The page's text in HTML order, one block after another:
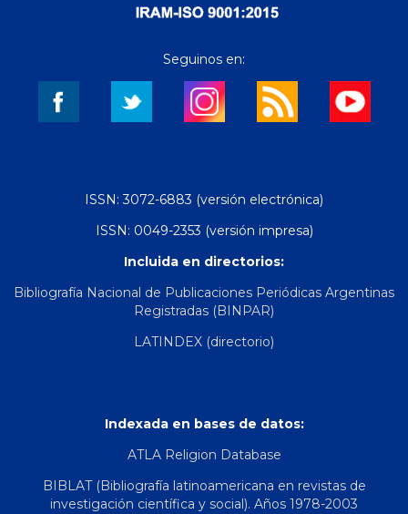
Seguinos en:
ISSN: 3072-6883 (versión electrónica)
ISSN: 0049-2353 (versión impresa)
Incluida en directorios:
Bibliografía Nacional de Publicaciones Periódicas Argentinas
Registradas (BINPAR)
LATINDEX (directorio)
Indexada en bases de datos:
ATLA Religion Database
BIBLAT (Bibliografía latinoamericana en revistas de
investigación científica y social). Años 1978-2003